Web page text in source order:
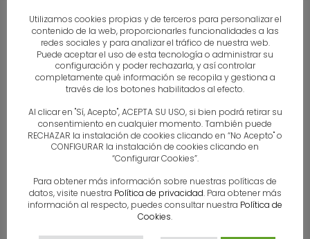
Polideportivo José Barnés
C/Calle Mar Menor Nº
3009, Murcia
info@cesaplaya2021.es
Política de Cookies
Aviso Legal
Utilizamos cookies propias y de terceros para personalizar el
contenido de la web, proporcionarles funcionalidades a las
redes sociales y para analizar el tráfico de nuestra web.
Puede aceptar el uso de esta tecnología o administrar su
configuración y poder rechazarla, y así controlar
completamente qué información se recopila y gestiona a
través de los botones habilitados al efecto.
Al clicar en "Sí, Acepto", ACEPTA SU USO, si bien podrá retirar su
consentimiento en cualquier momento. También puede
RECHAZAR la instalación de cookies clicando en “No Acepto" o
CONFIGURAR la instalación de cookies clicando en
“Configurar Cookies”.
Para obtener más información sobre nuestras políticas de
datos, visite nuestra Política de privacidad. Para obtener más
información al respecto, puedes consultar nuestra Política de
Cookies.